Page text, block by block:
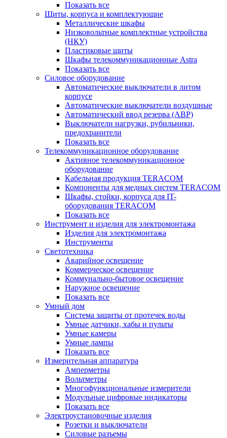
Показать все
Щиты, корпуса и комплектующие
Металлические шкафы
Низковольтные комплектные устройства
(НКУ)
Пластиковые щиты
Шкафы телекоммуникационные Astra
Показать все
Силовое оборудование
Автоматические выключатели в литом
корпусе
Автоматические выключатели воздушные
Автоматический ввод резерва (АВР)
Выключатели нагрузки, рубильники,
предохранители
Показать все
Телекоммуникационное оборудование
Активное телекоммуникационное
оборудование
Кабельная продукция TERACOM
Компоненты для медных систем TERACOM
Шкафы, стойки, корпуса для IT-
оборудования TERACOM
Показать все
Инструмент и изделия для электромонтажа
Изделия для электромонтажа
Инструменты
Светотехника
Аварийное освещение
Коммерческое освещение
Коммунально-бытовое освещение
Наружное освещение
Показать все
Умный дом
Система защиты от протечек воды
Умные датчики, хабы и пульты
Умные камеры
Умные лампы
Показать все
Измерительная аппаратура
Амперметры
Вольтметры
Многофункциональные измерители
Модульные цифровые индикаторы
Показать все
Электроустановочные изделия
Розетки и выключатели
Силовые разъемы